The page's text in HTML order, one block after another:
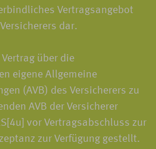
Vertragsangebot
dar.
über die
eigene Allgemeine
(AVB) des Versicherers zu
AVB der Versicherer
vor Vertragsabschluss zur
zur Verfügung gestellt.